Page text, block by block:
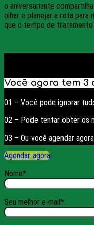
o aniversariante
olhar e planejar a rota para
que o tempo de
Você agora tem 3
01 – Você pode ignorar
02 – Pode tentar obter os
03 – Ou você agendar
Agendar agora
Nome*:
Seu melhor e-mail*: